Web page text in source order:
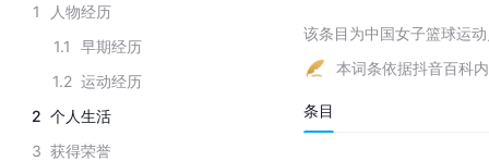
1
人物经历
1.1
早期经历
1.2 运动经历
2 个人生活
3 获得荣誉
该条目为中国女子篮球运
本词条依据抖音百科
条目